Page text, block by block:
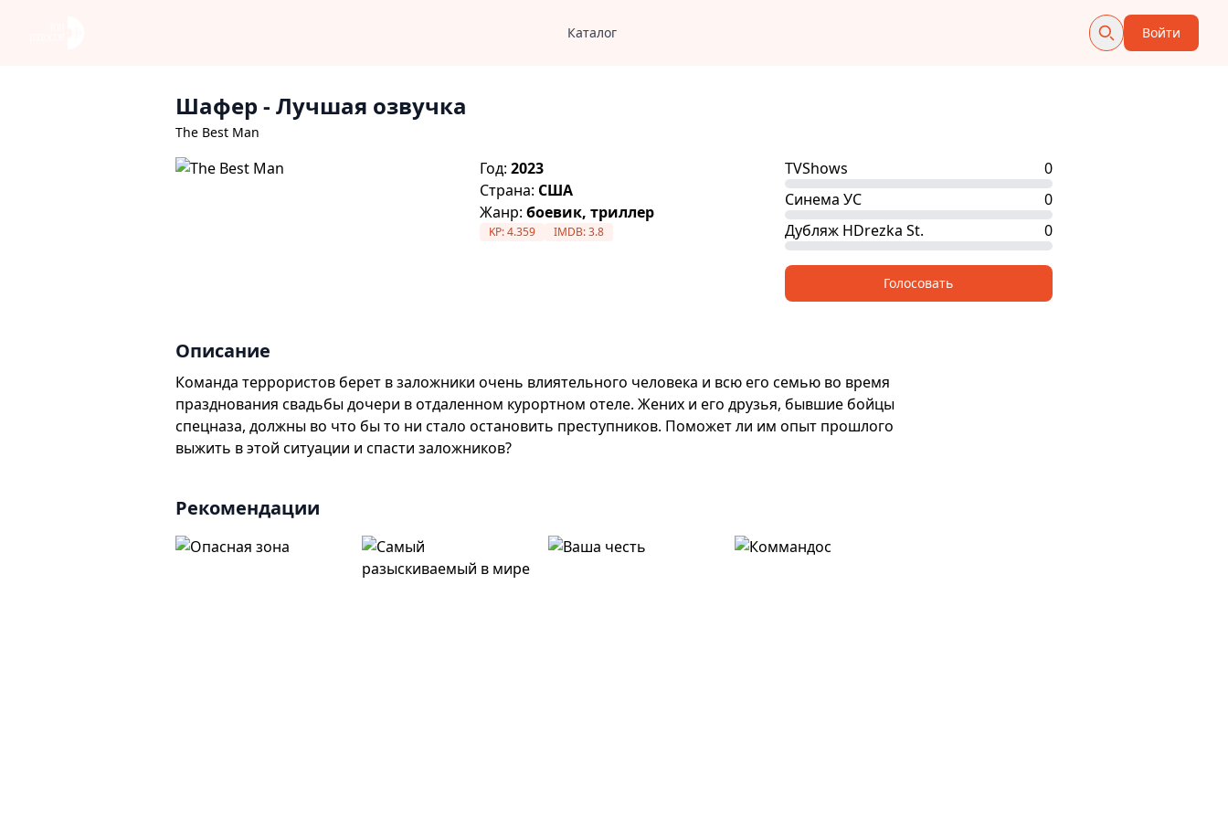
Каталог Войти
Шафер - Лучшая озвучка
The Best Man
Год:2023
Страна: США
Жанр:боевик, триллер
KP:4.359 IMDB:3.8
TVShows
0
Синема УС
0
Дубляж HDrezka St.
0
Голосовать
Описание
Команда террористов берет в заложники очень влиятельного человека и всю его семью во время
празднования свадьбы дочери в отдаленном курортном отеле. Жених и его друзья, бывшие бойцы
спецназа, должны во что бы то ни стало остановить преступников. Поможет ли им опыт прошлого
выжить в этой ситуации и спасти заложников?
Рекомендации